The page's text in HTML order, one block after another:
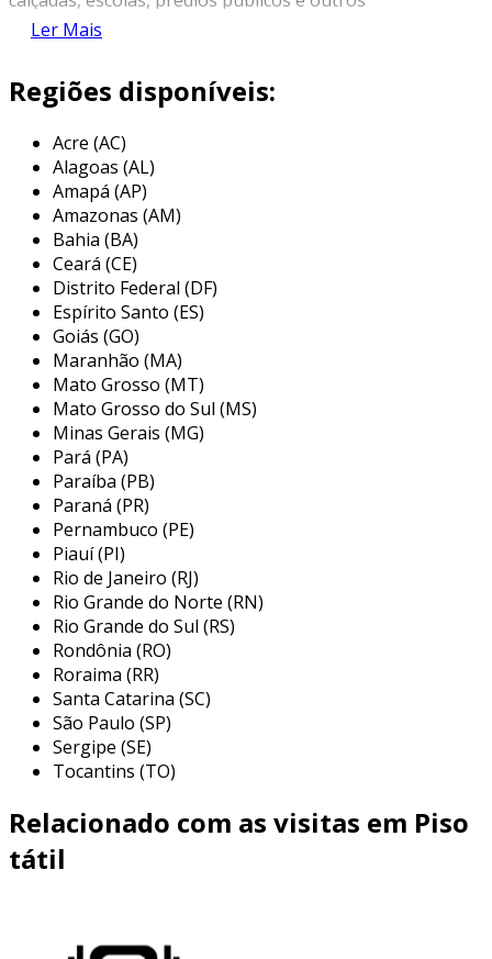
locais onde se necessita guiar os usuários no
as placas de piso tátil direcional são
instalação e manutenção. elas são projetadas
para que, ao serem tocadas com a bengala ou
pelos pés, emitam um sinal tátil que permite ao
usuário perceber a direção a seguir, como um
caminho seguro até o seu destino final.
principais características do piso
tátil direcional 20x20
o piso tátil direcional 20x20 apresenta uma
série de características que o tornam
indispensável em ambientes acessíveis. entre
essas características, destacam-se:
textura em relevo:
fornece informações táteis e ajuda na
orientação dos usuários.
durabilidade: produzido com materiais
resistentes, o piso tátil é projetado para
suportar o desgaste do uso contínuo,
clima e outras condições ambientais.
facilidade de instalação:
tamanho padrão, a aplicação é
simplificada, podendo ser realizada por
profissionais qualificados ou pela equipe
variedade de cores:o piso tátil pode ser
encontrado em diferentes cores,
percepção visual de usuários com visão
Ler Mais
Regiões disponíveis:
Acre (AC)
Alagoas (AL)
Amapá (AP)
Amazonas (AM)
Bahia (BA)
Ceará (CE)
Distrito Federal (DF)
Espírito Santo (ES)
Goiás (GO)
Maranhão (MA)
Mato Grosso (MT)
Mato Grosso do Sul (MS)
Minas Gerais (MG)
Pará (PA)
Paraíba (PB)
Paraná (PR)
Pernambuco (PE)
Piauí (PI)
Rio de Janeiro (RJ)
Rio Grande do Norte (RN)
Rio Grande do Sul (RS)
Rondônia (RO)
Roraima (RR)
Santa Catarina (SC)
São Paulo (SP)
Sergipe (SE)
Tocantins (TO)
Relacionado com as visitas em Piso
tátil